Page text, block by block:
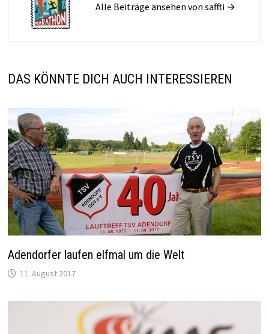
Alle Beiträge ansehen von saffti →
DAS KÖNNTE DICH AUCH INTERESSIEREN
Adendorfer laufen elfmal um die Welt
11. August 2017